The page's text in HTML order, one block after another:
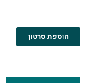
הוספת סרטון